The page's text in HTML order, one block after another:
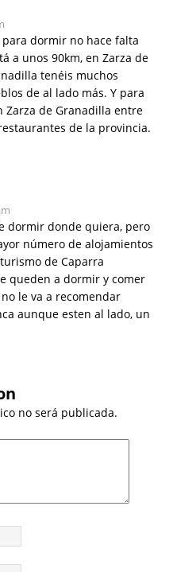
dormir no hace falta
a unos 90km, en Zarza de
tenéis muchos
de al lado más. Y para
Zarza de Granadilla entre
de la provincia.
dormir donde quiera, pero
número de alojamientos
de Caparra
queden a dormir y comer
le va a recomendar
aunque esten al lado, un
no será publicada.